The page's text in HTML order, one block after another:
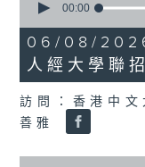
seconds
15
minutes,
0
seconds
00:00
06/08/
人經大學聯
訪問：香港中
善雅